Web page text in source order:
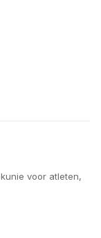
voor atleten,